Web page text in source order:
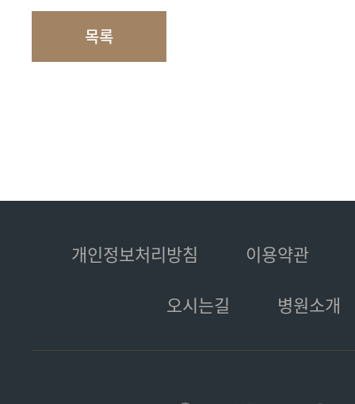
목록
개인정보처리방침
이용약관
오시는길
병원소개